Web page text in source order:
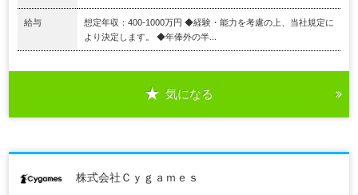
給与
想定年収：400-1000万円 ◆経験・能力を考慮の上、当社規定に
より決定します。 ◆年俸外の半...
気になる
株式会社Ｃｙｇａｍｅｓ